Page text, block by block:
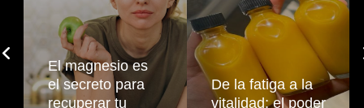
El magnesio es
el secreto para
recuperar tu
De la fatiga a la
vitalidad: el poder